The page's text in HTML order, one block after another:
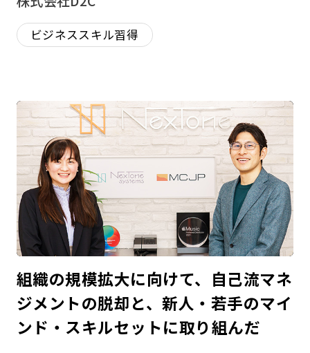
ビジネススキル習得
組織の規模拡大に向けて、自己流マネ
ジメントの脱却と、新人・若手のマイ
ンド・スキルセットに取り組んだ